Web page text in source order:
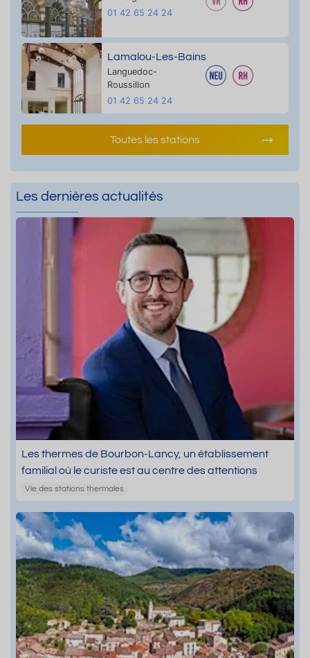
01 42 65 24 24
Lamalou-Les-Bains
Languedoc-
Roussillon
01 42 65 24 24
Toutes les stations
Les dernières actualités
Les thermes de Bourbon-Lancy, un établissement
familial où le curiste est au centre des attentions
Vie des stations thermales